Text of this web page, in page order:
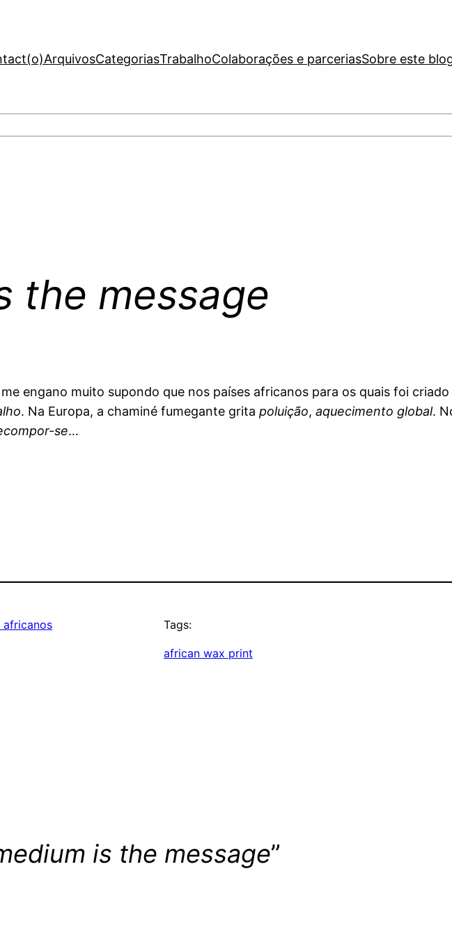
ArquivosCategoriasTrabalhoColaborações e parceriasSobre este
the message
me engano muito supondo que nos países africanos para os quais foi
. Na Europa, a chaminé fumegante grita poluição, aquecimento global.
se…
africanos Tags:
african wax print
is the message”